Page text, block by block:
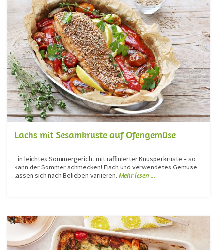
Lachs mit Sesamkruste auf Ofengemüse
Ein leichtes Sommergericht mit raffinierter Knusperkruste – so
kann der Sommer schmecken! Fisch und verwendetes Gemüse
lassen sich nach Belieben variieren. Mehr lesen ...